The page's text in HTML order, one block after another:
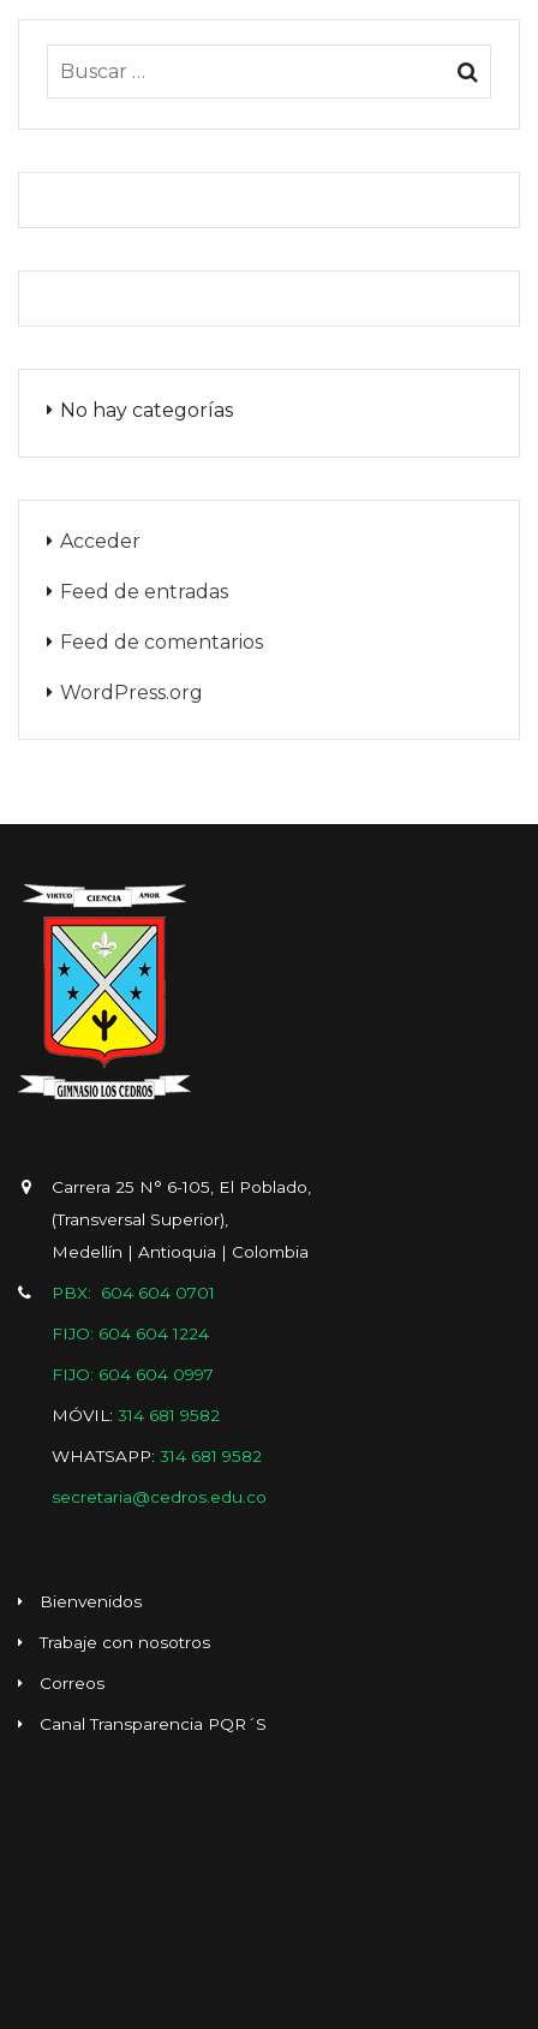
No hay categorías
Acceder
Feed de entradas
Feed de comentarios
WordPress.org
Carrera 25 N° 6-105, El Poblado,
(Transversal Superior),
Medellín | Antioquia | Colombia
PBX: 604 604 0701
FIJO: 604 604 1224
FIJO: 604 604 0997
MÓVIL: 314 681 9582
WHATSAPP: 314 681 9582
secretaria@cedros.edu.co
Bienvenidos
Trabaje con nosotros
Correos
Canal Transparencia PQR´S